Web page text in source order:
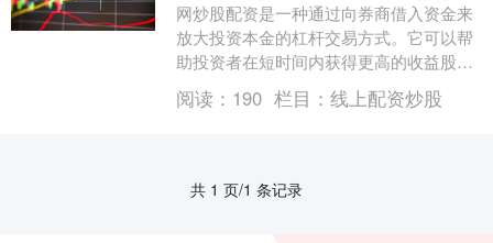
网炒股配资是一种通过向券商借入资金来
放大投资本金的杠杆交易方式。它可以帮
助投资者在短时间内获得更高的收益股民
配资炒股，但同时也会带来更高的风险。
* **资金放....
阅读： 190 栏目： 线上配资炒股
共 1 页/1 条记录